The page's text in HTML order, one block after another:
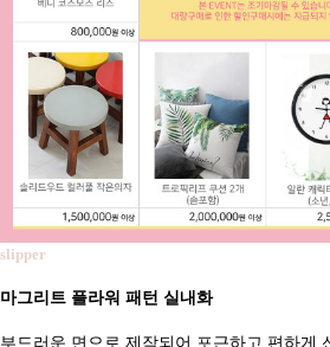
slipper
마그리트 플라워 패턴 실내화
부드러운 면으로 제작되어 포근하고 편하게